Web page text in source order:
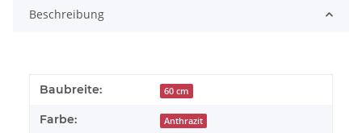
Beschreibung
Baubreite: 60 cm
Farbe: Anthrazit